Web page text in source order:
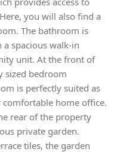
you will also find a
The bathroom is
spacious walk-in
unit. At the front of
sized bedroom
is perfectly suited as
home office.
rear of the property
private garden.
tiles, the garden